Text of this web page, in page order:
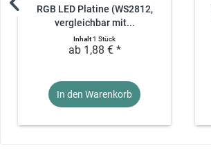
RGB LED Platine (WS2812,
vergleichbar mit...
Inhalt1 Stück
ab 1,88 € *
In den Warenkorb